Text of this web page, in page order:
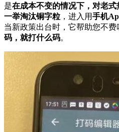
是在成本不变的情况下，对老
一举淘汰铜字粒 ，进入用手机
当新政策出台时，它帮助您不费
码，就打什么码。